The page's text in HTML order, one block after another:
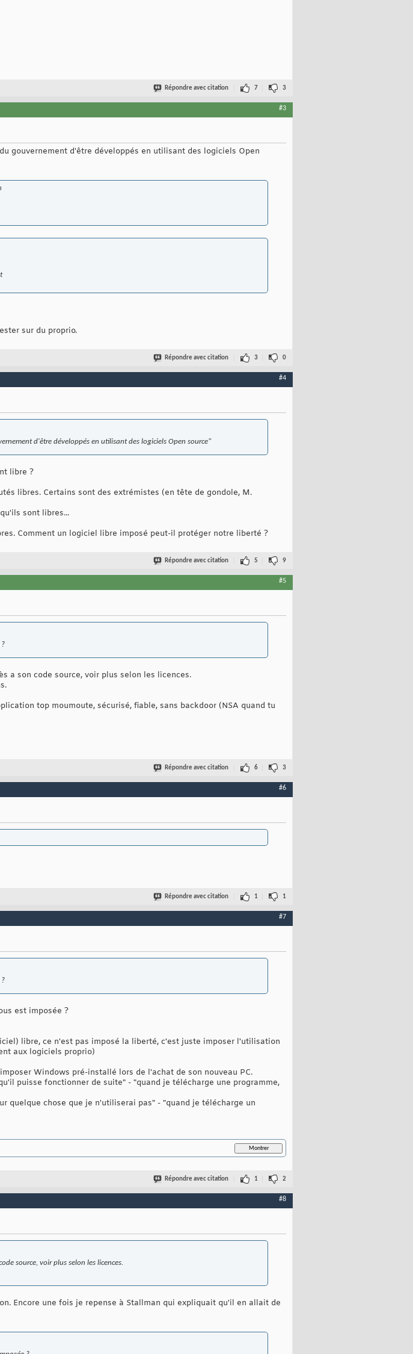
Répondre avec citation 7 3
#3
gouvernement d'être développés en utilisant des logiciels Open
sur du proprio.
Répondre avec citation 3 0
#4
d'être développés en utilisant des logiciels Open source"
libre ?
libres. Certains sont des extrémistes (en tête de gondole, M.
sont libres...
Comment un logiciel libre imposé peut-il protéger notre liberté ?
Répondre avec citation 5 9
#5
a son code source, voir plus selon les licences.
top moumoute, sécurisé, fiable, sans backdoor (NSA quand tu
Répondre avec citation 6 3
#6
Répondre avec citation 1 1
#7
est imposée ?
libre, ce n'est pas imposé la liberté, c'est juste imposer l'utilisation
aux logiciels proprio)
Windows pré-installé lors de l'achat de son nouveau PC.
puisse fonctionner de suite" - "quand je télécharge une programme,
quelque chose que je n'utiliserai pas" - "quand je télécharge un
Répondre avec citation 1 2
#8
source, voir plus selon les licences.
Encore une fois je repense à Stallman qui expliquait qu'il en allait de